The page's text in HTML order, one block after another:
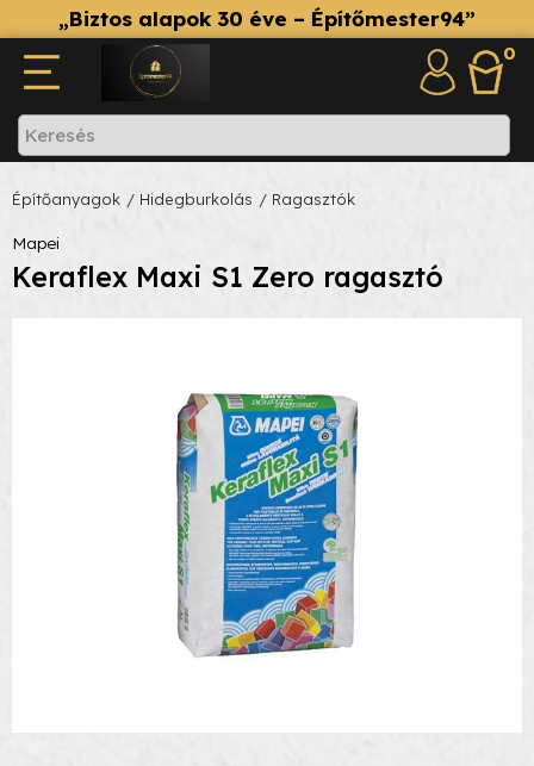
„Biztos alapok 30 éve – Építőmester94”
0
Építőanyagok / Hidegburkolás / Ragasztók
Mapei
Keraflex Maxi S1 Zero ragasztó